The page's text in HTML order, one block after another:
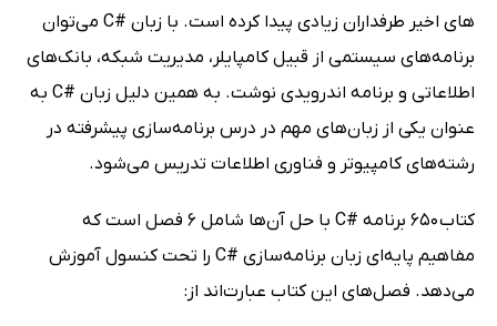
های اخیر طرفداران زیادی پیدا کرده است. با زبان #C می‌توان
برنامه­‌های سیستمی از قبیل کامپایلر، مدیریت شبکه، بانک­‌های
اطلاعاتی و برنامه ‌اندرویدی نوشت. به همین دلیل زبان #C به‌
عنوان یکی از زبان­‌های مهم در درس برنامه­‌سازی پیشرفته در
رشته‌های کامپیوتر و فناوری اطلاعات تدریس ­می­‌شود.
کتاب 650 برنامه #C با حل آن‌ها شامل 6 فصل است که
مفاهیم پایه­‌ای زبان برنامه‌سازی #C را تحت کنسول آموزش
می‌­دهد. فصل‌­های این کتاب عبارت­‌اند از: